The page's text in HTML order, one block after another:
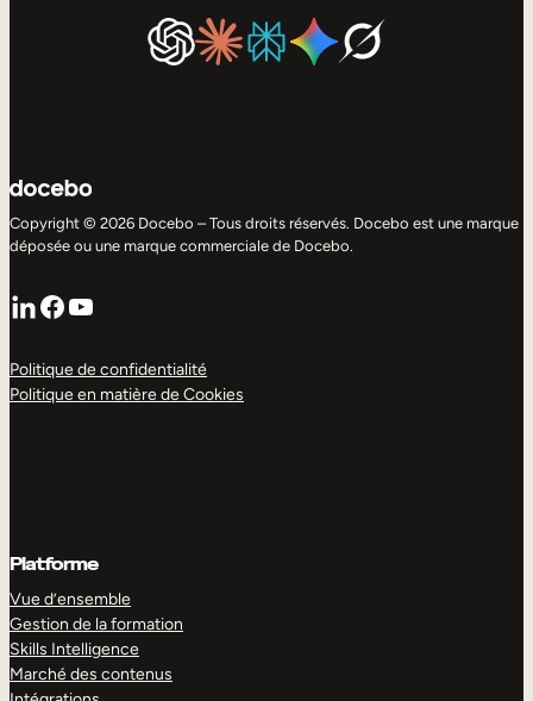
Copyright © 2026 Docebo – Tous droits réservés. Docebo est une marque
déposée ou une marque commerciale de Docebo.
LinkedIn
Facebook
YouTube
Politique de confidentialité
Politique en matière de Cookies
Platforme
Vue d’ensemble
Gestion de la formation
Skills Intelligence
Marché des contenus